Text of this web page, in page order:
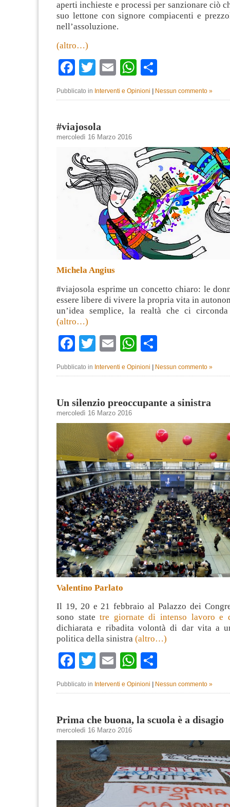
aperti inchieste e processi per sanzionare ciò
suo lettone con signore compiacenti e
nell’assoluzione.
(altro…)
Facebook
TwitterEmailWhatsApp
Pubblicato in Interventi e Opinioni | Nessun commento »
#viajosola
mercoledì 16 Marzo 2016
Michela Angius
#viajosola esprime un concetto chiaro: le
essere libere di vivere la propria vita in
un’idea semplice, la realtà che ci
(altro…)
Facebook
Twitter
EmailWhatsApp
Pubblicato in Interventi e Opinioni | Nessun commento »
Un silenzio preoccupante a sinistra
mercoledì 16 Marzo 2016
Valentino Parlato
Il 19, 20 e 21 febbraio al Palazzo dei
sono statetre giornate di intenso lavoro e
dichiarata e ribadita volontà di dar vita a
politica della sinistra (altro…)
Facebook
TwitterEmailWhatsApp
Pubblicato in Interventi e Opinioni Nessun commento »
Prima che buona, la scuola è a disagio
mercoledì 16 Marzo 2016